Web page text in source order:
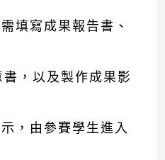
填寫成果報告書、
，以及製作成果影
，由參賽學生進入